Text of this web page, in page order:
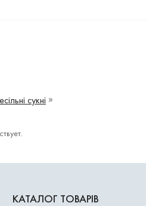
сукні
КАТАЛОГ ТОВАРІВ